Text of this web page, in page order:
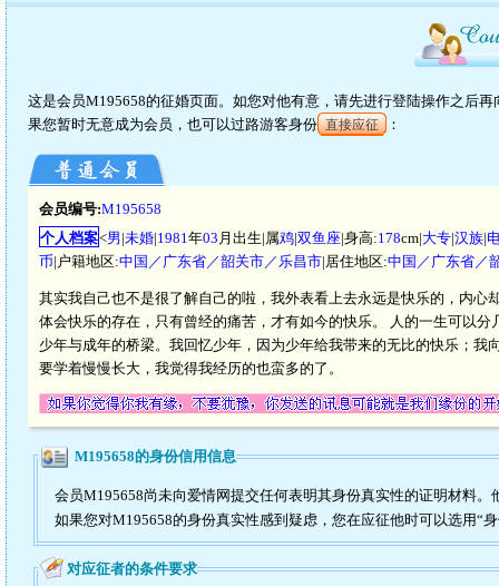
这是会员M195658的征婚页面。如您对他有意，请先进行登陆操作之后
果您暂时无意成为会员，也可以过路游客身份 直接应征 ：
会员编号:M195658
个人档案<男|未婚|1981年03 月出生|属鸡|双鱼座|身高:178cm|大专|汉族|
币|户籍地区:中国／广东省／韶关市／乐昌市|居住地区:中国／广东省／
其实我自己也不是很了解自己的啦，我外表看上去永远是快乐的，内
体会快乐的存在，只有曾经的痛苦，才有如今的快乐。 人的一生可以
少年与成年的桥梁。我回忆少年，因为少年给我带来的无比的快乐；
要学着慢慢长大，我觉得我经历的也蛮多的了。
M195658的身份信用信息
会员M195658尚未向爱情网提交任何表明其身份真实性的证明材料。
如果您对M195658的身份真实性感到疑虑，您在应征他时可以选用“
对应征者的条件要求